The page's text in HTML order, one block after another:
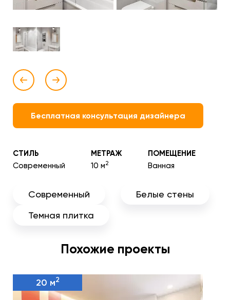
Бесплатная консультация дизайнера
СТИЛЬ
Современный
МЕТРАЖ
10 м2
ПОМЕЩЕНИЕ
Ванная
Современный
Белые стены
Темная плитка
Похожие проекты
20 м2